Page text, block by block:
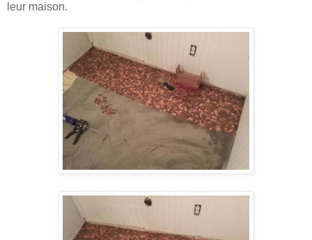
leur maison.